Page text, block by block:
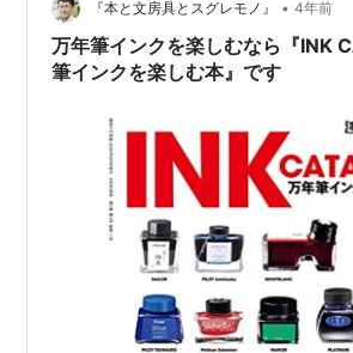
りませんが、ペンズアレイタケウチさん
りの締めくくりとして、筆記具の大特
たいです。（今日、その準備をされてい
『本と文房具とスグレモノ』 • 4年前
万年筆インクを楽しむなら『INK
筆インクを楽しむ本』です